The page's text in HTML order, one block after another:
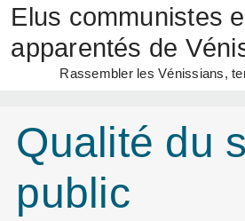
Elus communistes
apparentés de
Rassembler les Vénissians,
Qualité du
public